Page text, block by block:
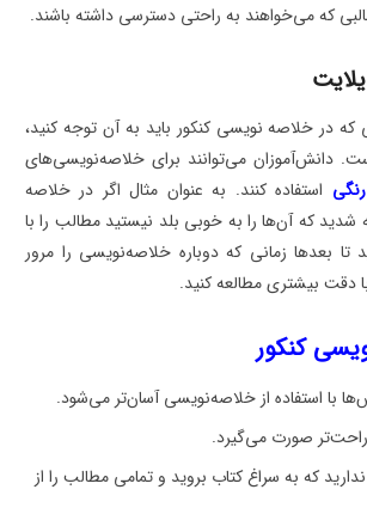
که می‌خواهند به راحتی دسترسی داشته باشند.
که در خلاصه نویسی کنکور باید به آن توجه کنید،
دانش‌آموزان می‌توانند برای خلاصه‌نویسی‌های
استفاده کنند. به عنوان مثال اگر در خلاصه
شدید که آن‌ها را به خوبی بلد نیستید مطالب را با
تا بعدها زمانی که دوباره خلاصه‌نویسی را مرور
دقت بیشتری مطالعه کنید.
کنکور
با استفاده از خلاصه‌نویسی آسان‌تر می‌شود.
راحت‌تر صورت می‌گیرد.
که به سراغ کتاب بروید و تمامی مطالب را از